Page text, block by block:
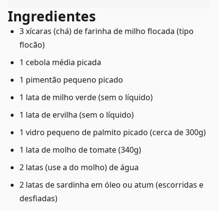
Ingredientes
3 xícaras (chá) de farinha de milho flocada (tipo
flocão)
1 cebola média picada
1 pimentão pequeno picado
1 lata de milho verde (sem o líquido)
1 lata de ervilha (sem o líquido)
1 vidro pequeno de palmito picado (cerca de 300g)
1 lata de molho de tomate (340g)
2 latas (use a do molho) de água
2 latas de sardinha em óleo ou atum (escorridas e
desfiadas)